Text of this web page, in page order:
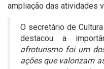
ampliação das atividades
O secretário de
destacou a
afroturismo foi um
ações que valorizam